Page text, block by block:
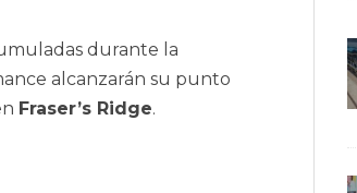
durante la
alcanzarán su punto
Fraser’s Ridge.